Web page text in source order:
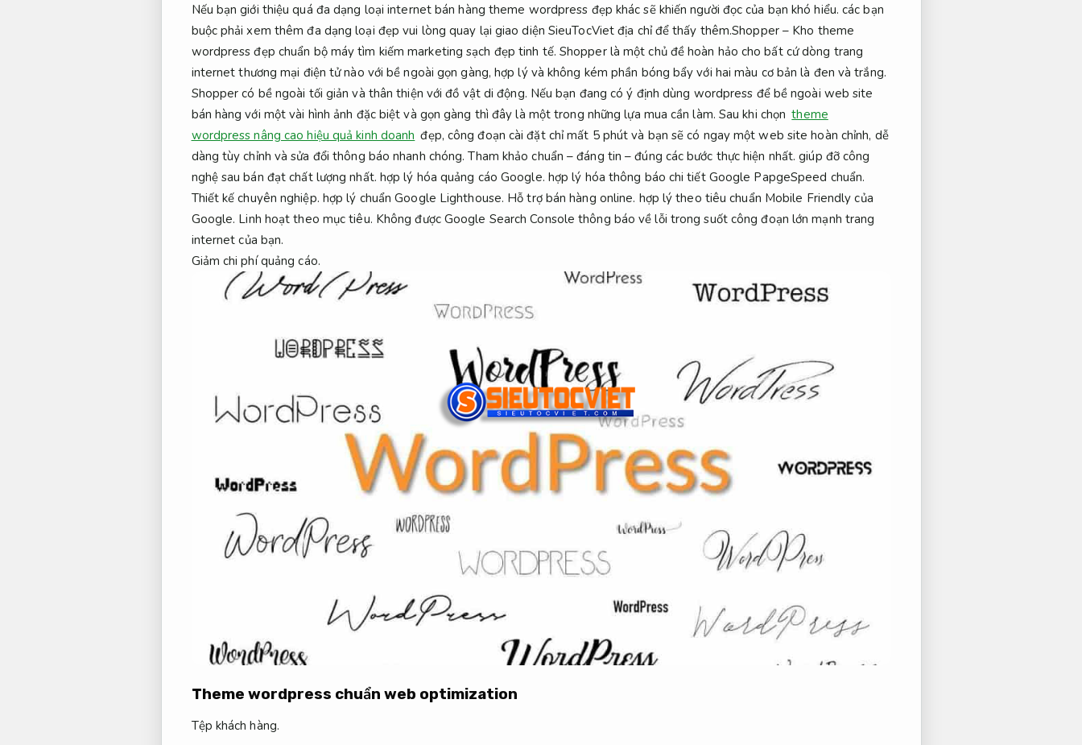
Nếu bạn giới thiệu quá đa dạng loại internet bán hàng theme wordpress đẹp khác sẽ khiến người đọc của bạn khó hiểu. các bạn
buộc phải xem thêm đa dạng loại đẹp vui lòng quay lại giao diện SieuTocViet địa chỉ để thấy thêm.Shopper – Kho theme
wordpress đẹp chuẩn bộ máy tìm kiếm marketing sạch đẹp tinh tế. Shopper là một chủ đề hoàn hảo cho bất cứ dòng trang
internet thương mại điện tử nào với bề ngoài gọn gàng, hợp lý và không kém phần bóng bẩy với hai màu cơ bản là đen và trắng.
Shopper có bề ngoài tối giản và thân thiện với đồ vật di động. Nếu bạn đang có ý định dùng wordpress để bề ngoài web site
bán hàng với một vài hình ảnh đặc biệt và gọn gàng thì đây là một trong những lựa mua cần làm. Sau khi chọn theme
wordpress nâng cao hiệu quả kinh doanh đẹp, công đoạn cài đặt chỉ mất 5 phút và bạn sẽ có ngay một web site hoàn chỉnh, dễ
dàng tùy chỉnh và sửa đổi thông báo nhanh chóng. Tham khảo chuẩn – đáng tin – đúng các bước thực hiện nhất. giúp đỡ công
nghệ sau bán đạt chất lượng nhất. hợp lý hóa quảng cáo Google. hợp lý hóa thông báo chi tiết Google PapgeSpeed ​​​​chuẩn.
Thiết kế chuyên nghiệp. hợp lý chuẩn Google Lighthouse. Hỗ trợ bán hàng online. hợp lý theo tiêu chuẩn Mobile Friendly của
Google. Linh hoạt theo mục tiêu. Không được Google Search Console thông báo về lỗi trong suốt công đoạn lớn mạnh trang
internet của bạn.
Giảm chi phí quảng cáo.
Theme wordpress chuẩn web optimization
Tệp khách hàng.